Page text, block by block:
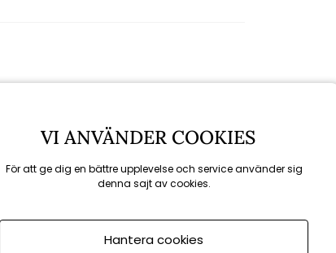
VI ANVÄNDER COOKIES
För att ge dig en bättre upplevelse och service använder sig
denna sajt av cookies.
Hantera cookies